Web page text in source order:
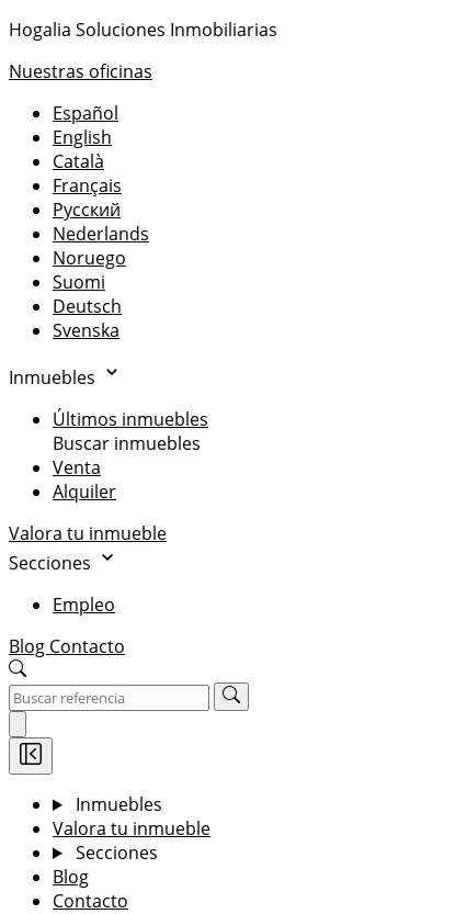
Hogalia Soluciones Inmobiliarias
Nuestras oficinas
Español
English
Català
Français
Русский
Nederlands
Noruego
Suomi
Deutsch
Svenska
Inmuebles
Últimos inmuebles
Buscar inmuebles
Venta
Alquiler
Valora tu inmueble
Secciones
Empleo
Blog Contacto
Inmuebles
Valora tu inmueble
Secciones
Blog
Contacto